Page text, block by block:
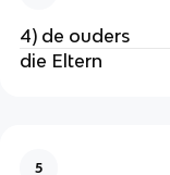
4) de ouders
die Eltern
5